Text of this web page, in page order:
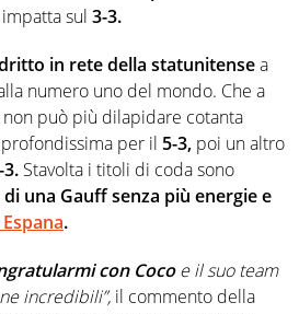
sul 3-3.
in rete della statunitensea
numero uno del mondo. Che a
può più dilapidare cotanta
per il 5-3, poi un altro
3. Stavolta i titoli di coda sono
una Gauff senza più energie e
.
con Cocoe il suo team
incredibili”, il commento della